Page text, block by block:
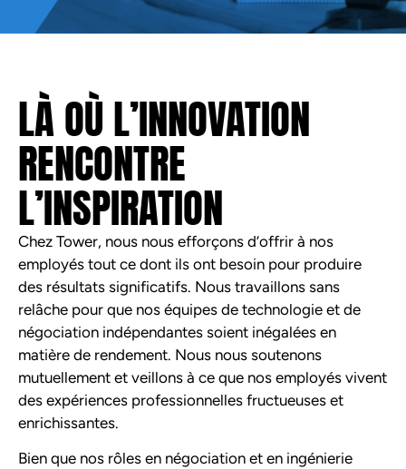
LÀ OÙ L’INNOVATION
RENCONTRE
L’INSPIRATION
Chez Tower, nous nous efforçons d’offrir à nos
employés tout ce dont ils ont besoin pour produire
des résultats significatifs. Nous travaillons sans
relâche pour que nos équipes de technologie et de
négociation indépendantes soient inégalées en
matière de rendement. Nous nous soutenons
mutuellement et veillons à ce que nos employés vivent
des expériences professionnelles fructueuses et
enrichissantes.
Bien que nos rôles en négociation et en ingénierie